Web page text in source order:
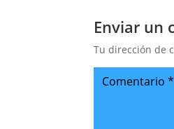
Enviar un
Tu dirección de